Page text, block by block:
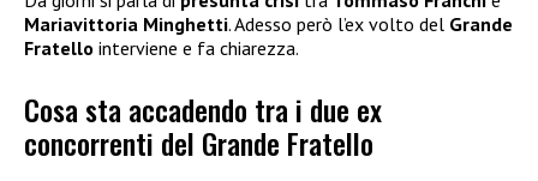
Mariavittoria Minghetti. Adesso però l’ex volto del Grande
Fratello interviene e fa chiarezza.
Cosa sta accadendo tra i due ex
concorrenti del Grande Fratello